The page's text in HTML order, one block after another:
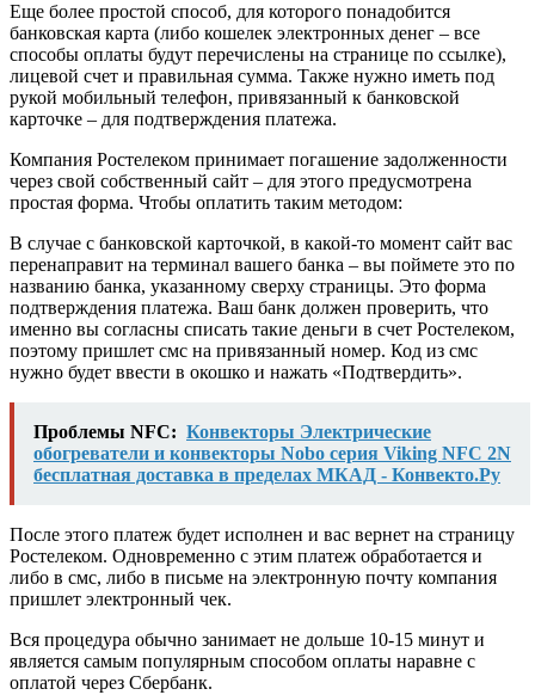
Еще более простой способ, для которого понадобится
банковская карта (либо кошелек электронных денег – все
способы оплаты будут перечислены на странице по ссылке),
лицевой счет и правильная сумма. Также нужно иметь под
рукой мобильный телефон, привязанный к банковской
карточке – для подтверждения платежа.
Компания Ростелеком принимает погашение задолженности
через свой собственный сайт – для этого предусмотрена
простая форма. Чтобы оплатить таким методом:
В случае с банковской карточкой, в какой-то момент сайт вас
перенаправит на терминал вашего банка – вы поймете это по
названию банка, указанному сверху страницы. Это форма
подтверждения платежа. Ваш банк должен проверить, что
именно вы согласны списать такие деньги в счет Ростелеком,
поэтому пришлет смс на привязанный номер. Код из смс
нужно будет ввести в окошко и нажать «Подтвердить».
Проблемы NFC: Конвекторы Электрические
обогреватели и конвекторы Nobo серия Viking NFC 2N
бесплатная доставка в пределах МКАД - Конвекто.Ру
После этого платеж будет исполнен и вас вернет на страницу
Ростелеком. Одновременно с этим платеж обработается и
либо в смс, либо в письме на электронную почту компания
пришлет электронный чек.
Вся процедура обычно занимает не дольше 10-15 минут и
является самым популярным способом оплаты наравне с
оплатой через Сбербанк.